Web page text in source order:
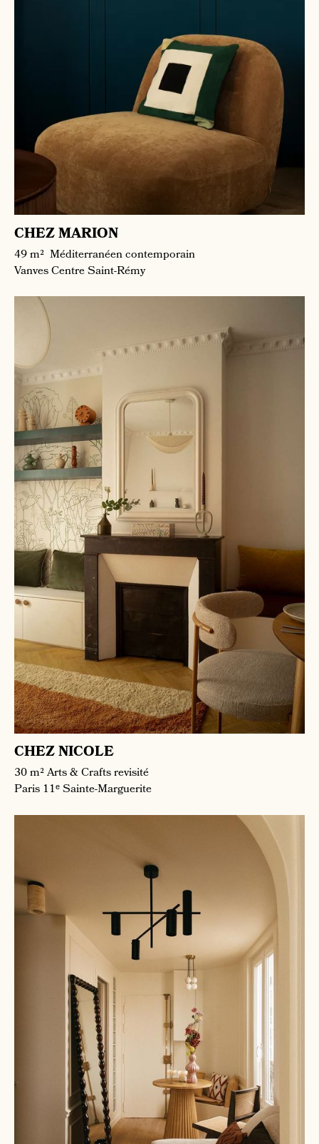
CHEZ MARION
49 m² Méditerranéen contemporain
VanvesCentre Saint-Rémy
CHEZ NICOLE
30 m²Arts & Crafts revisité
Paris 11ᵉSainte-Marguerite